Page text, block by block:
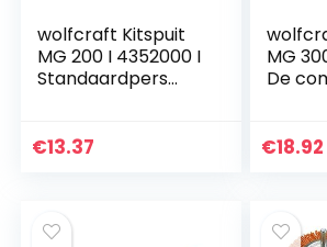
wolfcraft Kitspuit
MG 200 I 4352000 I
Standaardpers
€13.37
MG
De
€18.92